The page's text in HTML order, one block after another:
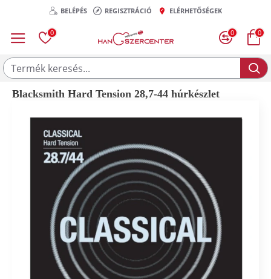
BELÉPÉS REGISZTRÁCIÓ ELÉRHETŐSÉGEK
0 0 0
Blacksmith Hard Tension 28,7-44 húrkészlet